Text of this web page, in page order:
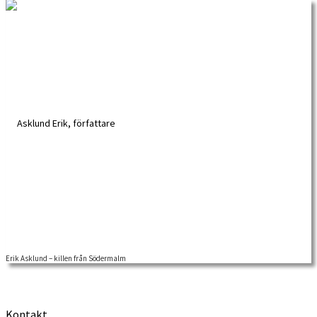
Vi lyfter här fram en storslagen Stockholmsskildrare – Erik Asklund. Författaren
Erik Asklund – killen från Södermalm